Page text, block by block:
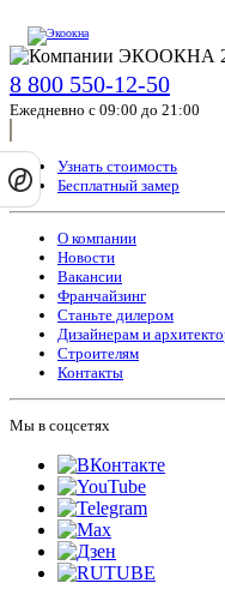
8 800 550-12-50
Ежедневно с 09:00 до 21:00
Узнать стоимость
Бесплатный замер
О компании
Новости
Вакансии
Франчайзинг
Станьте дилером
Дизайнерам и
Строителям
Контакты
Мы в соцсетях